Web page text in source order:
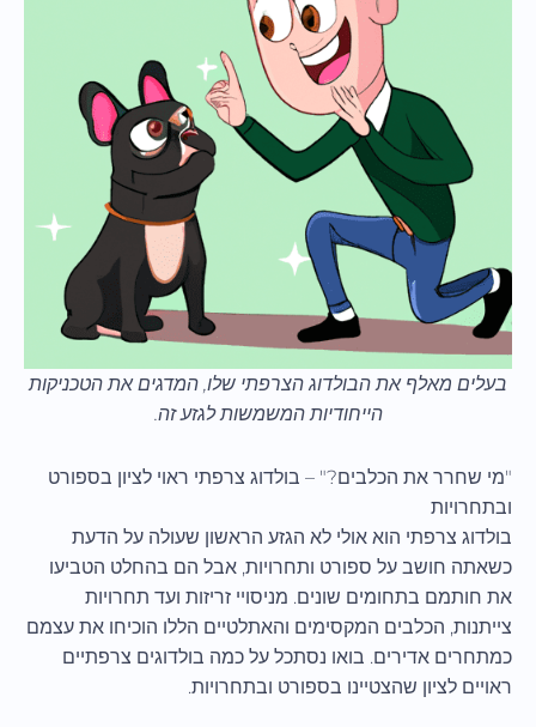
בעלים מאלף את הבולדוג הצרפתי שלו, המדגים את הטכניקות
הייחודיות המשמשות לגזע זה.
"מי שחרר את הכלבים?" – בולדוג צרפתי ראוי לציון בספורט
ובתחרויות
בולדוג צרפתי הוא אולי לא הגזע הראשון שעולה על הדעת
כשאתה חושב על ספורט ותחרויות, אבל הם בהחלט הטביעו
את חותמם בתחומים שונים. מניסויי זריזות ועד תחרויות
צייתנות, הכלבים המקסימים והאתלטיים הללו הוכיחו את עצמם
כמתחרים אדירים. בואו נסתכל על כמה בולדוגים צרפתיים
ראויים לציון שהצטיינו בספורט ובתחרויות.